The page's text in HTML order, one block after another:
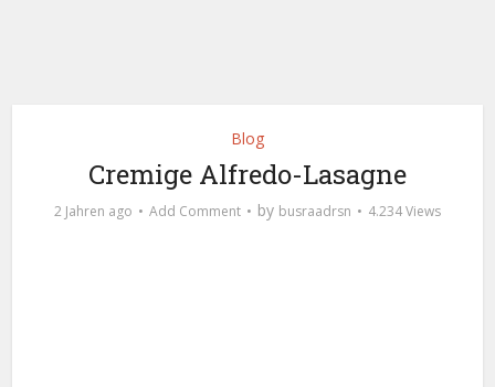
Blog
Cremige Alfredo-Lasagne
2 Jahren ago Add Comment by busraadrsn 4.234 Views